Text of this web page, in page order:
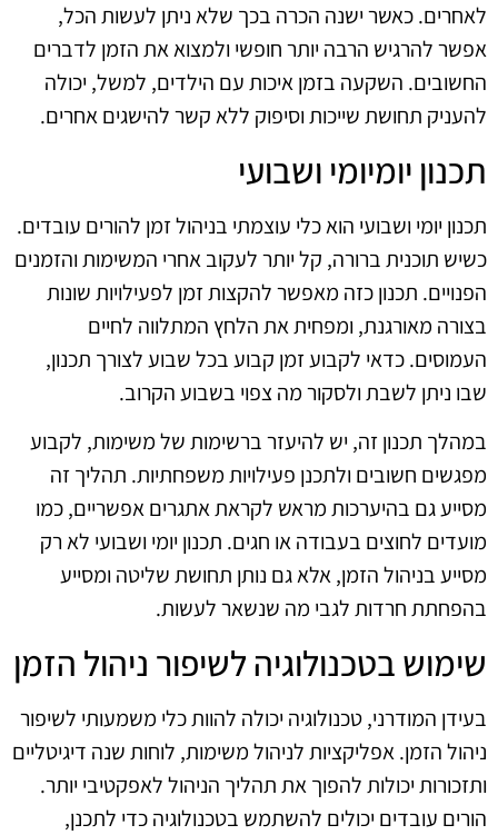
לאחרים. כאשר ישנה הכרה בכך שלא ניתן לעשות הכל,
אפשר להרגיש הרבה יותר חופשי ולמצוא את הזמן לדברים
החשובים. השקעה בזמן איכות עם הילדים, למשל, יכולה
להעניק תחושת שייכות וסיפוק ללא קשר להישגים אחרים.
תכנון יומיומי ושבועי
תכנון יומי ושבועי הוא כלי עוצמתי בניהול זמן להורים עובדים.
כשיש תוכנית ברורה, קל יותר לעקוב אחרי המשימות והזמנים
הפנויים. תכנון כזה מאפשר להקצות זמן לפעילויות שונות
בצורה מאורגנת, ומפחית את הלחץ המתלווה לחיים
העמוסים. כדאי לקבוע זמן קבוע בכל שבוע לצורך תכנון,
שבו ניתן לשבת ולסקור מה צפוי בשבוע הקרוב.
במהלך תכנון זה, יש להיעזר ברשימות של משימות, לקבוע
מפגשים חשובים ולתכנן פעילויות משפחתיות. תהליך זה
מסייע גם בהיערכות מראש לקראת אתגרים אפשריים, כמו
מועדים לחוצים בעבודה או חגים. תכנון יומי ושבועי לא רק
מסייע בניהול הזמן, אלא גם נותן תחושת שליטה ומסייע
בהפחתת חרדות לגבי מה שנשאר לעשות.
שימוש בטכנולוגיה לשיפור ניהול הזמן
בעידן המודרני, טכנולוגיה יכולה להוות כלי משמעותי לשיפור
ניהול הזמן. אפליקציות לניהול משימות, לוחות שנה דיגיטליים
ותזכורות יכולות להפוך את תהליך הניהול לאפקטיבי יותר.
הורים עובדים יכולים להשתמש בטכנולוגיה כדי לתכנן,